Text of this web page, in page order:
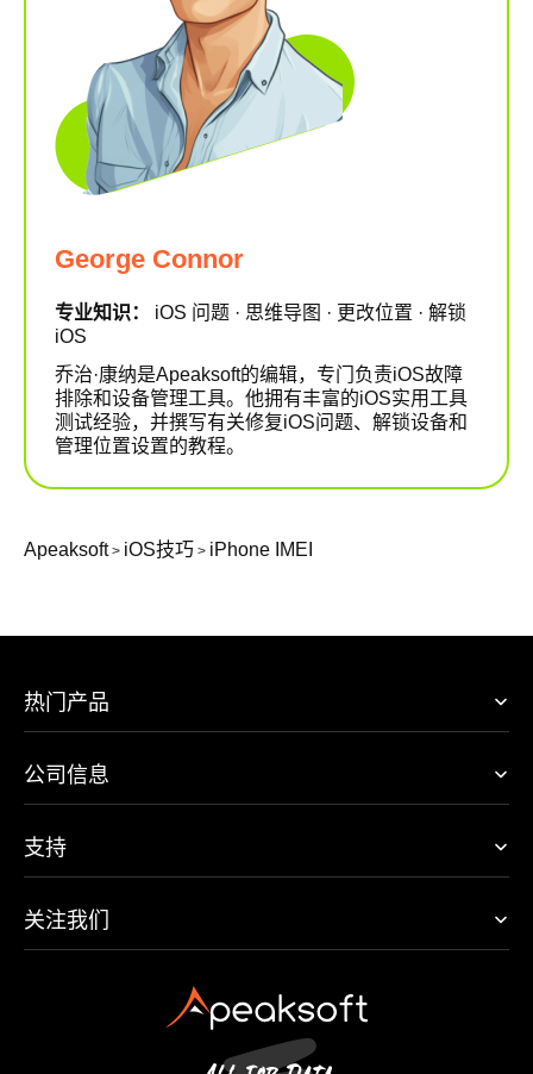
George Connor
专业知识： iOS 问题 · 思维导图 · 更改位置 · 解锁
iOS
乔治·康纳是Apeaksoft的编辑，专门负责iOS故障
排除和设备管理工具。他拥有丰富的iOS实用工具
测试经验，并撰写有关修复iOS问题、解锁设备和
管理位置设置的教程。
Apeaksoft> iOS技巧 > iPhone IMEI
热门产品
公司信息
支持
关注我们